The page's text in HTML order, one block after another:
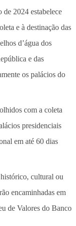
2024 estabelece
e à destinação das
d’água dos
e das
os palácios do
com a coleta
presidenciais
em até 60 dias
cultural ou
encaminhadas em
de Valores do Banco